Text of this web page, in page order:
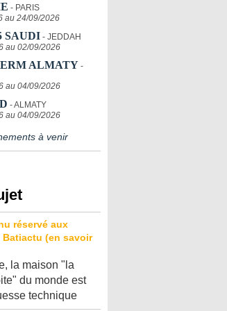
- PARIS
au 24/09/2026
SAUDI - JEDDAH
au 02/09/2026
ALMATY -
au 04/09/2026
- ALMATY
au 04/09/2026
à venir
la maison "la
du monde est
technique